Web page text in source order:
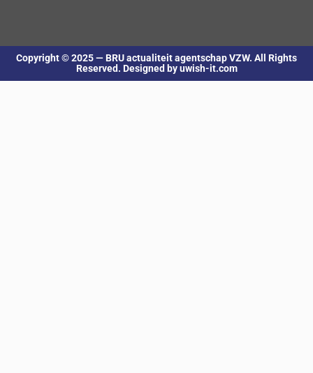
Copyright © 2025 — BRU actualiteit agentschap VZW. All Rights
Reserved. Designed by uwish-it.com